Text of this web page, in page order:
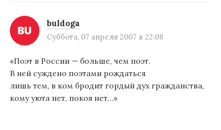
и
я
п
о
з
buldoga
Суббота, 07 апреля 2007 в 22:08
«Поэт в России — больше, чем поэт.
В ней суждено поэтами рождаться
лишь тем, в ком бродит гордый дух гражданства,
кому уюта нет, покоя нет…»